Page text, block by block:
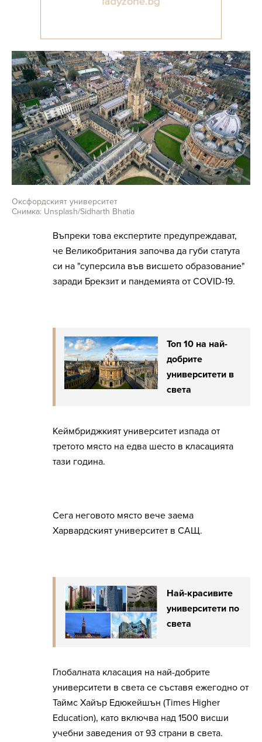
Оксфордският университет
Снимка: Unsplash/Sidharth Bhatia
Въпреки това експертите предупреждават,
че Великобритания започва да губи статута
си на "суперсила във висшето образование"
заради Брекзит и пандемията от COVID-19.
Топ 10 на най-
добрите
университети в
света
Кеймбриджкият университет изпада от
третото място на едва шесто в класацията
тази година.
Сега неговото място вече заема
Харвардският университет в САЩ.
Най-красивите
университети по
света
Глобалната класация на най-добрите
университети в света се съставя ежегодно от
Таймс Хайър Едюкейшън (Times Higher
Education), като включва над 1500 висши
учебни заведения от 93 страни в света.